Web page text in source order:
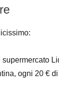
ogni 20 €